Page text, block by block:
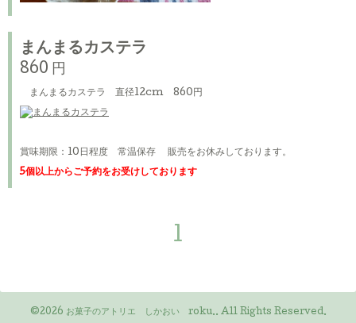
まんまるカステラ
860 円
まんまるカステラ 直径12cm 860円
賞味期限：10日程度 常温保存 販売をお休みしております。
5個以上からご予約をお受けしております
1
©2026 お菓子のアトリエ しかおい roku.. All Rights Reserved.